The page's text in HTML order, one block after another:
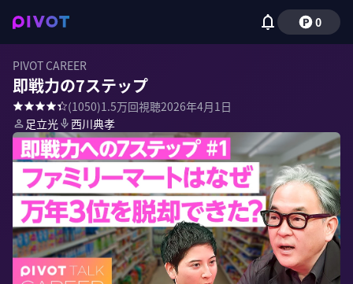
0
PIVOT CAREER
即戦力の7ステップ
(1050)1.5万回視聴2026年4月1日
足立光
西川典孝